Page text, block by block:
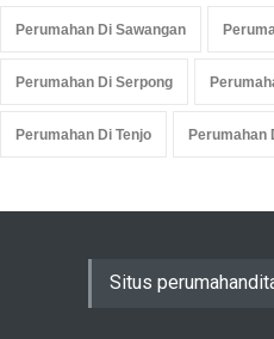
Perumahan Di Sawangan
Perumahan Di Serpong
Perumahan Di Tenjo Perumahan
Situs